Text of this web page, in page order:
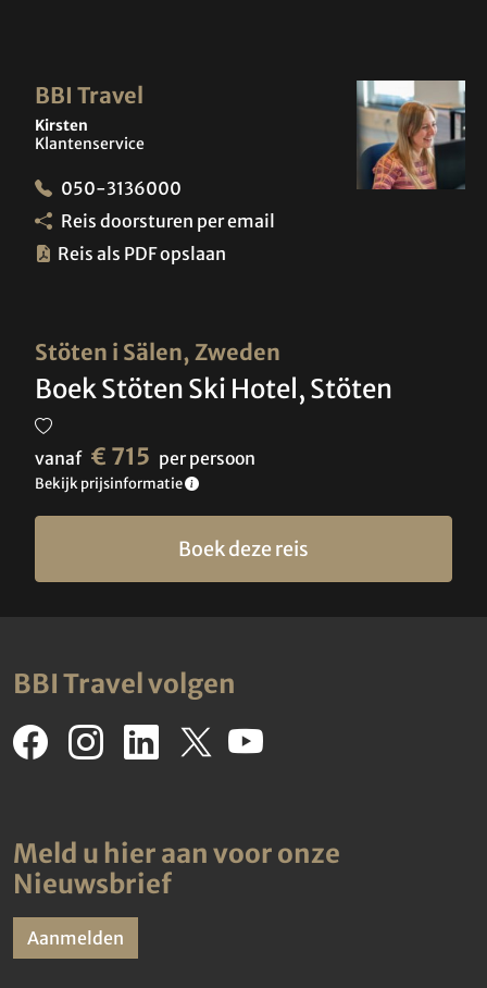
Stöten i Sälen, Zweden
Boek Stöten Ski Hotel, Stöten
vanaf € 715 per persoon
Bekijk prijsinformatie
Boek deze reis
BBI Travel
Kirsten
Klantenservice
050-3136000
Reis doorsturen per email
Reis als PDF opslaan
BBI Travel volgen
Meld u hier aan voor onze
Nieuwsbrief
Aanmelden